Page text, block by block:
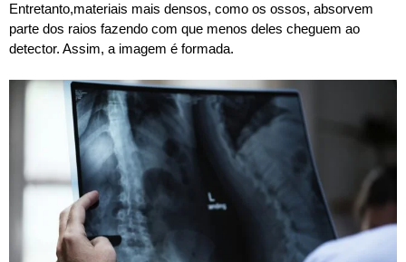
Entretanto,materiais mais densos, como os ossos, absorvem
parte dos raios fazendo com que menos deles cheguem ao
detector. Assim, a imagem é formada.